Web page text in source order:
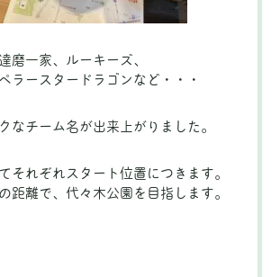
磨一家、ルーキーズ、
ラースタードラゴンなど・・・
なチーム名が出来上がりました。
それぞれスタート位置につきます。
距離で、代々木公園を目指します。